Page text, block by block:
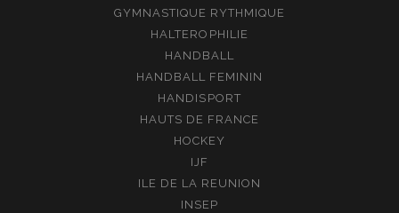
GYMNASTIQUE RYTHMIQUE
HALTEROPHILIE
HANDBALL
HANDBALL FEMININ
HANDISPORT
HAUTS DE FRANCE
HOCKEY
IJF
ILE DE LA REUNION
INSEP